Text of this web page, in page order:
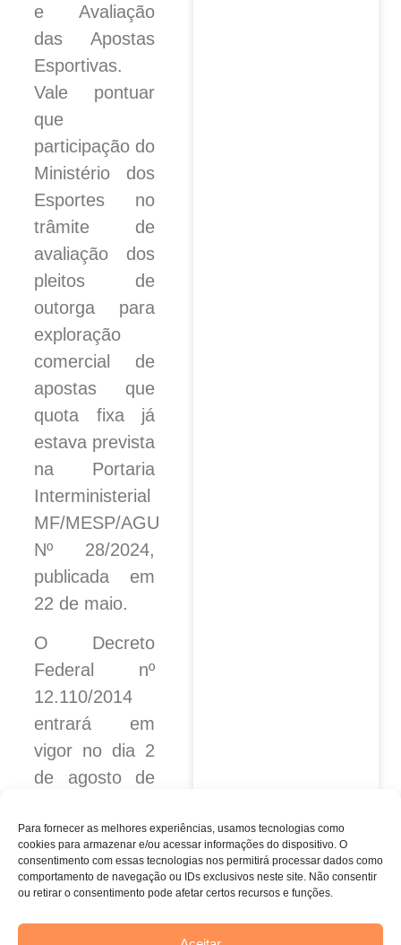
Para fornecer as melhores experiências, usamos tecnologias como
cookies para armazenar e/ou acessar informações do dispositivo. O
consentimento com essas tecnologias nos permitirá processar dados como
comportamento de navegação ou IDs exclusivos neste site. Não consentir
ou retirar o consentimento pode afetar certos recursos e funções.
e Avaliação
das Apostas
Esportivas.
Vale pontuar
que
participação do
Ministério dos
Esportes no
trâmite de
avaliação dos
pleitos de
outorga para
exploração
comercial de
apostas que
quota fixa já
estava prevista
na Portaria
Interministerial
MF/MESP/AGU
Nº 28/2024,
publicada em
22 de maio.
O Decreto
Federal nº
12.110/2014
entrará em
vigor no dia 2
de agosto de